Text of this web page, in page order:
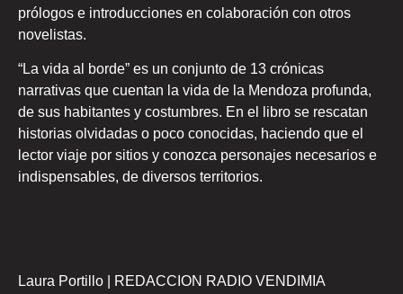
prólogos e introducciones en colaboración con otros
novelistas.
“La vida al borde” es un conjunto de 13 crónicas
narrativas que cuentan la vida de la Mendoza profunda,
de sus habitantes y costumbres. En el libro se rescatan
historias olvidadas o poco conocidas, haciendo que el
lector viaje por sitios y conozca personajes necesarios e
indispensables, de diversos territorios.
Laura Portillo | REDACCION RADIO VENDIMIA